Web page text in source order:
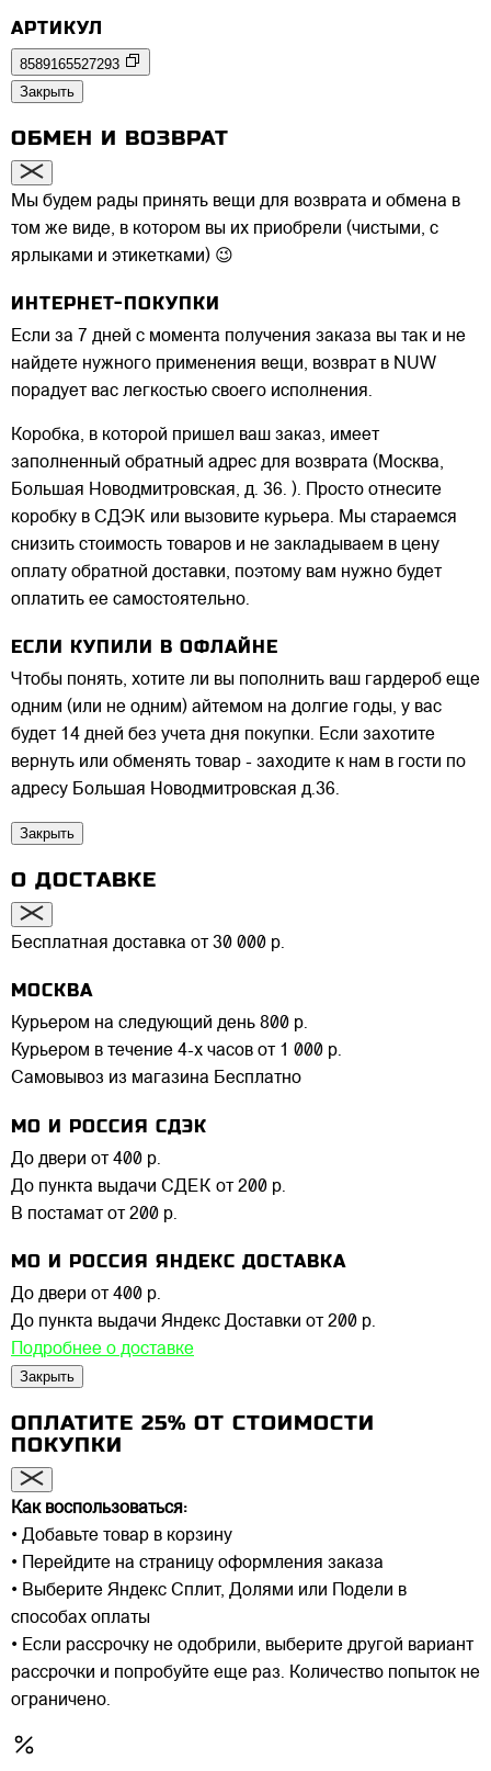
АРТИКУЛ
8589165527293
Закрыть
ОБМЕН И ВОЗВРАТ
Мы будем рады принять вещи для возврата и обмена в
том же виде, в котором вы их приобрели (чистыми, с
ярлыками и этикетками) 😉
ИНТЕРНЕТ-ПОКУПКИ
Если за 7 дней с момента получения заказа вы так и не
найдете нужного применения вещи, возврат в NUW
порадует вас легкостью своего исполнения.
Коробка, в которой пришел ваш заказ, имеет
заполненный обратный адрес для возврата (Москва,
Большая Новодмитровская, д. 36. ). Просто отнесите
коробку в СДЭК или вызовите курьера. Мы стараемся
снизить стоимость товаров и не закладываем в цену
оплату обратной доставки, поэтому вам нужно будет
оплатить ее самостоятельно.
ЕСЛИ КУПИЛИ В ОФЛАЙНЕ
Чтобы понять, хотите ли вы пополнить ваш гардероб еще
одним (или не одним) айтемом на долгие годы, у вас
будет 14 дней без учета дня покупки. Если захотите
вернуть или обменять товар - заходите к нам в гости по
адресу Большая Новодмитровская д.36.
Закрыть
О ДОСТАВКЕ
Бесплатная доставка от 30 000 р.
МОСКВА
Курьером на следующий день 800 р.
Курьером в течение 4-х часов от 1 000 р.
Самовывоз из магазина Бесплатно
МО И РОССИЯ СДЭК
До двери от 400 р.
До пункта выдачи СДЕК от 200 р.
В постамат от 200 р.
МО И РОССИЯ ЯНДЕКС ДОСТАВКА
До двери от 400 р.
До пункта выдачи Яндекс Доставки от 200 р.
Подробнее о доставке
Закрыть
ОПЛАТИТЕ 25% ОТ СТОИМОСТИ
ПОКУПКИ
Как воспользоваться:
• Добавьте товар в корзину
• Перейдите на страницу оформления заказа
• Выберите Яндекс Сплит, Долями или Подели в
способах оплаты
• Если рассрочку не одобрили, выберите другой вариант
рассрочки и попробуйте еще раз. Количество попыток не
ограничено.